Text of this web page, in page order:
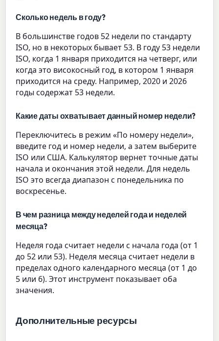
Сколько недель в году?
В большинстве годов 52 недели по стандарту
ISO, но в некоторых бывает 53. В году 53 недели
ISO, когда 1 января приходится на четверг, или
когда это високосный год, в котором 1 января
приходится на среду. Например, 2020 и 2026
годы содержат 53 недели.
Какие даты охватывает данный номер недели?
Переключитесь в режим «По номеру недели»,
введите год и номер недели, а затем выберите
ISO или США. Калькулятор вернет точные даты
начала и окончания этой недели. Для недель
ISO это всегда диапазон с понедельника по
воскресенье.
В чем разница между неделей года и неделей
месяца?
Неделя года считает недели с начала года (от 1
до 52 или 53). Неделя месяца считает недели в
пределах одного календарного месяца (от 1 до
5 или 6). Этот инструмент показывает оба
значения.
Дополнительные ресурсы